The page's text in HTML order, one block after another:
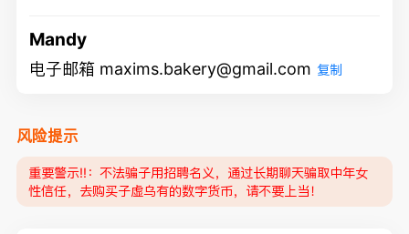
Mandy
电子邮箱 maxims.bakery@gmail.com 复制
风险提示
重要警示‼️：不法骗子用招聘名义，通过长期聊天骗取中年女
性信任，去购买子虚乌有的数字货币，请不要上当！